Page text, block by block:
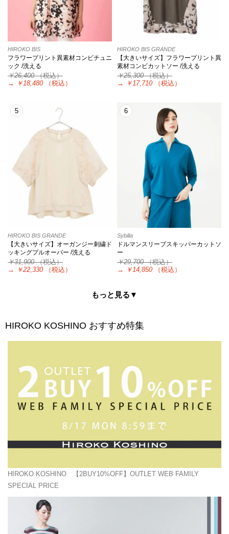
HIROKO BIS
フラワープリント異素材コンビチュニ
ック /洗える
￥26,400（税込）
→
￥18,480 （税込）
HIROKO BIS GRANDE
【大きいサイズ】フラワープリント異
素材コンビカットソー /洗える
￥25,300（税込）
→
￥17,710 （税込）
5
HIROKO BIS GRANDE
【大きいサイズ】オーガンジー刺繍ド
ッキングプルオーバー /洗える
￥31,900（税込）
→
￥22,330 （税込）
6
Sybilla
ドルマンスリーブスキッパーカットソ
ー
￥29,700（税込）
→
￥14,850 （税込）
もっと見る▼
HIROKO KOSHINO おすすめ特集
HIROKO KOSHINO 【2BUY10%OFF】OUTLET WEB FAMILY
SPECIAL PRICE